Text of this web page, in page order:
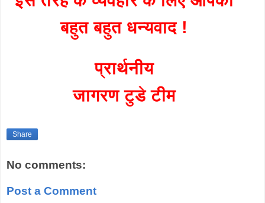
बहुत बहुत धन्यवाद !
प्रार्थनीय
जागरण टुडे टीम
Share
No comments:
Post a Comment